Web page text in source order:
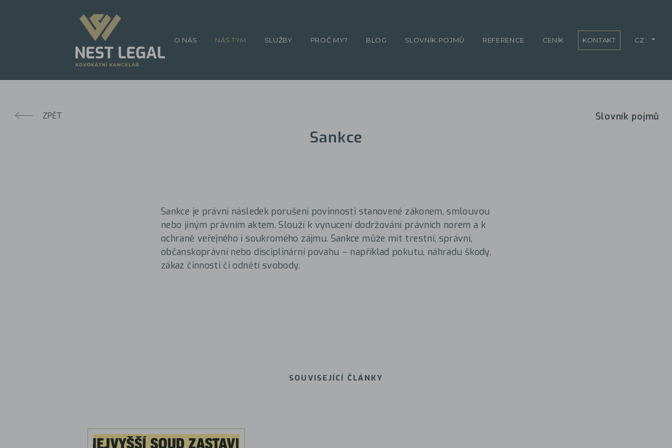
ZPĚT Slovník pojmů
Sankce
Sankce je právní následek porušení povinnosti stanovené zákonem, smlouvou
nebo jiným právním aktem. Slouží k vynucení dodržování právních norem a k
ochraně veřejného i soukromého zájmu. Sankce může mít trestní, správní,
občanskoprávní nebo disciplinární povahu – například pokutu, náhradu škody,
zákaz činnosti či odnětí svobody.
SOUVISEJÍCÍ ČLÁNKY
O NÁS NÁŠ TÝM SLUŽBY PROČ MY? BLOG SLOVNÍK POJMŮ REFERENCE CENÍK KONTAKT CZ